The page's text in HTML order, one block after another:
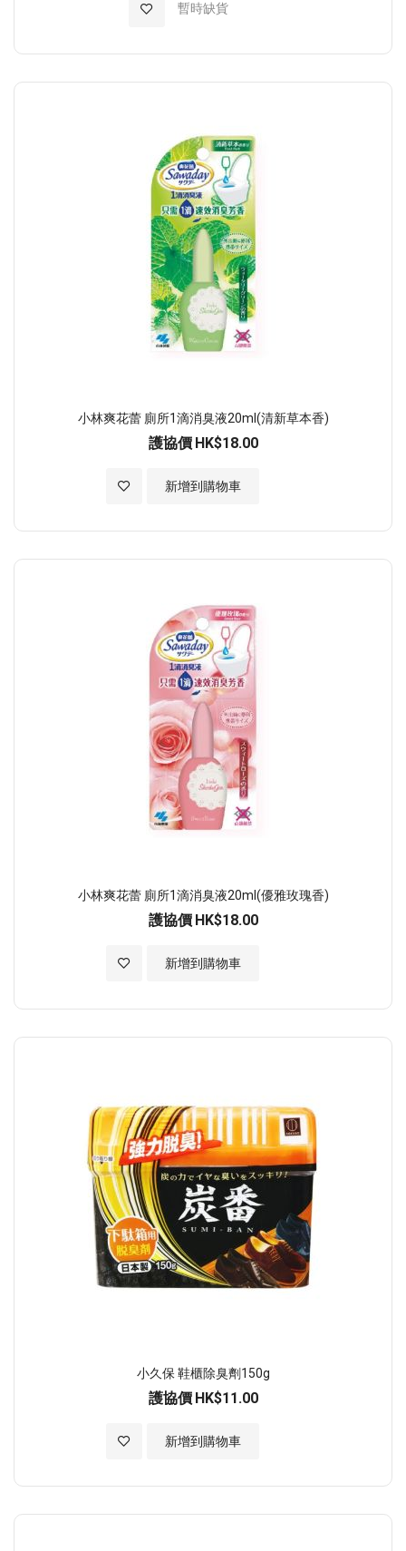
暫時缺貨
加入至願望清單
小林爽花蕾 廁所1滴消臭液20ml(清新草本香)
護協價 HK$18.00
新增到購物車
加入至願望清單
小林爽花蕾 廁所1滴消臭液20ml(優雅玫瑰香)
護協價 HK$18.00
新增到購物車
加入至願望清單
小久保 鞋櫃除臭劑150g
護協價 HK$11.00
新增到購物車
加入至願望清單